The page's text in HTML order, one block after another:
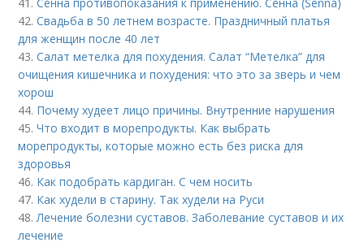
42.Свадьба в 50 летнем возрасте. Праздничный платья
для женщин после 40 лет
43.Салат метелка для похудения. Салат “Метелка” для
очищения кишечника и похудения: что это за зверь и чем
хорош
44. Почему худеет лицо причины. Внутренние нарушения
45.Что входит в морепродукты. Как выбрать
морепродукты, которые можно есть без риска для
здоровья
46. Как подобрать кардиган. С чем носить
47. Как худели в старину. Так худели на Руси
48.Лечение болезни суставов. Заболевание суставов и их
лечение